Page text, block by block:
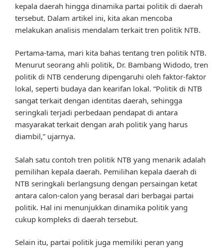
kepala daerah hingga dinamika partai politik di daerah
tersebut. Dalam artikel ini, kita akan mencoba
melakukan analisis mendalam terkait tren politik NTB.
Pertama-tama, mari kita bahas tentang tren politik NTB.
Menurut seorang ahli politik, Dr. Bambang Widodo, tren
politik di NTB cenderung dipengaruhi oleh faktor-faktor
lokal, seperti budaya dan kearifan lokal. “Politik di NTB
sangat terkait dengan identitas daerah, sehingga
seringkali terjadi perbedaan pendapat di antara
masyarakat terkait dengan arah politik yang harus
diambil,” ujarnya.
Salah satu contoh tren politik NTB yang menarik adalah
pemilihan kepala daerah. Pemilihan kepala daerah di
NTB seringkali berlangsung dengan persaingan ketat
antara calon-calon yang berasal dari berbagai partai
politik. Hal ini menunjukkan dinamika politik yang
cukup kompleks di daerah tersebut.
Selain itu, partai politik juga memiliki peran yang